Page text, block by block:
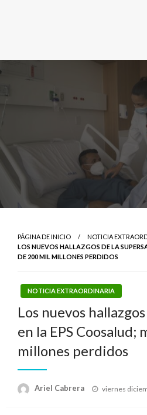
PÁGINA DE INICIO
NOTICIA
LOS NUEVOS HALLAZGOS DE LA
DE 200 MIL MILLONES PERDIDOS
NOTICIA EXTRAORDINARIA
Los nuevos
en la EPS Coosalud;
millones perdidos
Ariel Cabrera
Publicado
viernes